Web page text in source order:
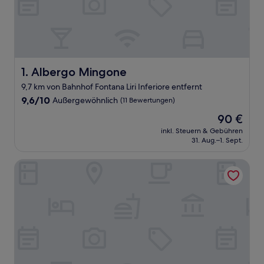
1. Albergo Mingone
Albergo Mingone
9,7 km von Bahnhof Fontana Liri Inferiore entfernt
9.6
9,6/10 Außergewöhnlich (11 Bewertungen)
Der
Preis
beträgt
90 €
inkl. Steuern & Gebühren
31. Aug.–1. Sept.